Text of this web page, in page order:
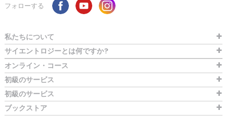
フォローする
私たちについて
サイエントロジーとは何ですか?
オンライン・コース
初級のサービス
初級のサービス
ブックストア